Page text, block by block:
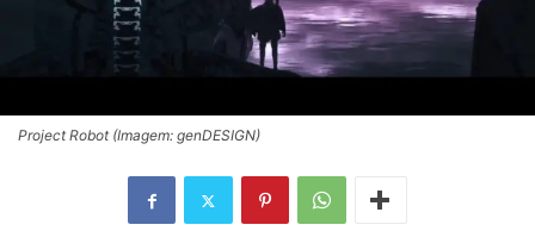
Project Robot (Imagem: genDESIGN)